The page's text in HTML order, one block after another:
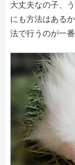
大丈夫なの子、
にも方法はある
法で行うのが一